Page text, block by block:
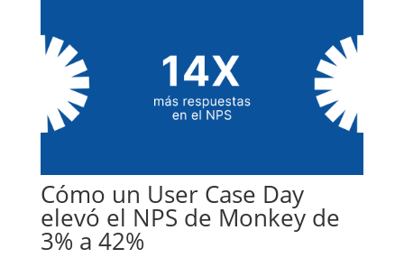
Cómo un User Case Day
elevó el NPS de Monkey de
3% a 42%